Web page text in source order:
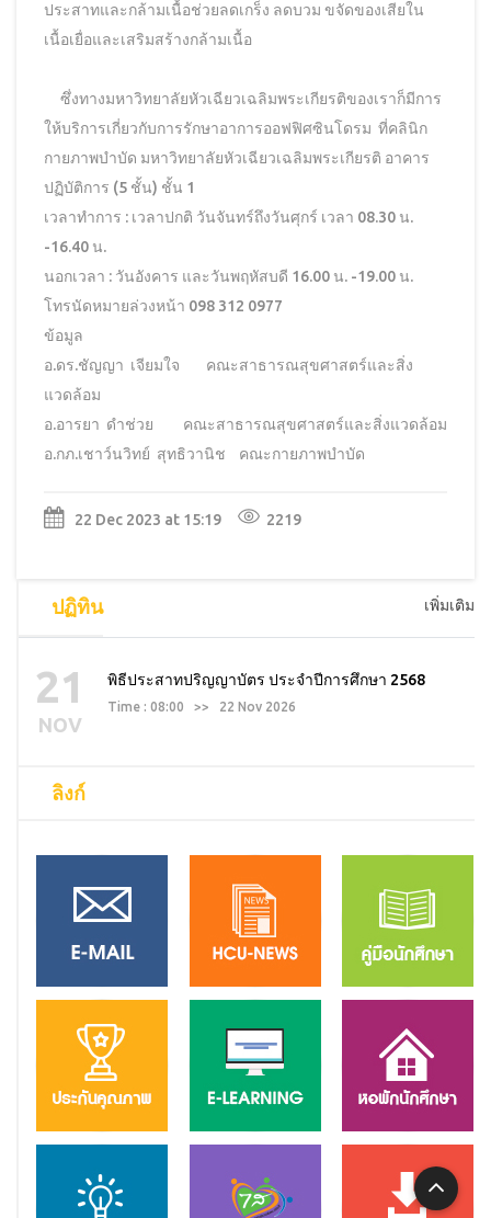
ประสาทและกล้ามเนื้อช่วยลดเกร็ง ลดบวม ขจัดของเสียใน
เนื้อเยื่อและเสริมสร้างกล้ามเนื้อ
ซึ่งทางมหาวิทยาลัยหัวเฉียวเฉลิมพระเกียรติของเราก็มีการ
ให้บริการเกี่ยวกับการรักษาอาการออฟฟิศซินโดรม ที่คลินิก
กายภาพบำบัด มหาวิทยาลัยหัวเฉียวเฉลิมพระเกียรติ อาคาร
ปฏิบัติการ (5 ชั้น) ชั้น 1
เวลาทำการ : เวลาปกติ วันจันทร์ถึงวันศุกร์ เวลา 08.30 น.
-16.40 น.
นอกเวลา : วันอังคาร และวันพฤหัสบดี 16.00 น. -19.00 น.
โทรนัดหมายล่วงหน้า 098 312 0977
ข้อมูล
อ.ดร.ชัญญา เจียมใจ คณะสาธารณสุขศาสตร์และสิ่ง
แวดล้อม
อ.อารยา ดำช่วย คณะสาธารณสุขศาสตร์และสิ่งแวดล้อม
อ.กภ.เชาว์นวิทย์ สุทธิวานิช คณะกายภาพบำบัด
22 Dec 2023 at 15:19 2219
ปฏิทิน เพิ่มเติม
21
NOV
พิธีประสาทปริญญาบัตร ประจำปีการศึกษา 2568
Time : 08:00 >> 22 Nov 2026
ลิงก์